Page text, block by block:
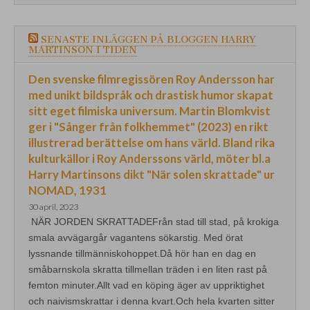
SENASTE INLÄGGEN PÅ BLOGGEN HARRY
MARTINSON I TIDEN
Den svenske filmregissören Roy Andersson har
med unikt bildspråk och drastisk humor skapat
sitt eget filmiska universum. Martin Blomkvist
ger i "Sånger från folkhemmet" (2023) en rikt
illustrerad berättelse om hans värld. Bland rika
kulturkällor i Roy Anderssons värld, möter bl.a
Harry Martinsons dikt "När solen skrattade" ur
NOMAD, 1931
30 april, 2023
NÄR JORDEN SKRATTADEFrån stad till stad, på krokiga
smala avvägargår vagantens sökarstig. Med örat
lyssnande tillmänniskohoppet.Då hör han en dag en
småbarnskola skratta tillmellan träden i en liten rast på
femton minuter.Allt vad en köping äger av uppriktighet
och naivismskrattar i denna kvart.Och hela kvarten sitter